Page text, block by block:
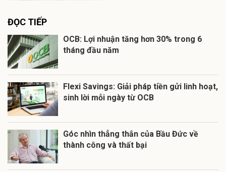
ĐỌC TIẾP
OCB: Lợi nhuận tăng hơn 30% trong 6
tháng đầu năm
Flexi Savings: Giải pháp tiền gửi linh hoạt,
sinh lời mỗi ngày từ OCB
Góc nhìn thẳng thắn của Bầu Đức về
thành công và thất bại